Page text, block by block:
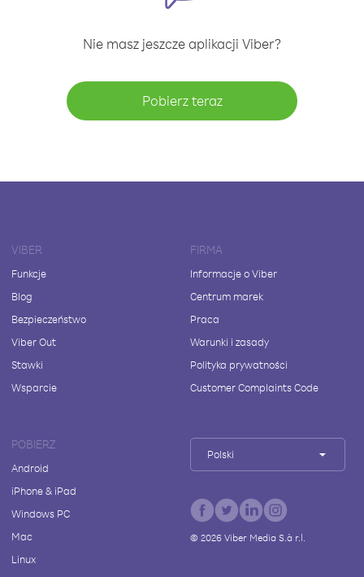
Nie masz jeszcze aplikacji Viber?
Pobierz teraz
VIBER
Funkcje
Blog
Bezpieczeństwo
Viber Out
Stawki
Wsparcie
FIRMA
Informacje o Viber
Centrum marek
Praca
Warunki i zasady
Polityka prywatności
Customer Complaints Code
POBIERZ
Android
iPhone & iPad
Windows PC
Mac
Linux
Polski
© 2026Viber Media S.à r.l.